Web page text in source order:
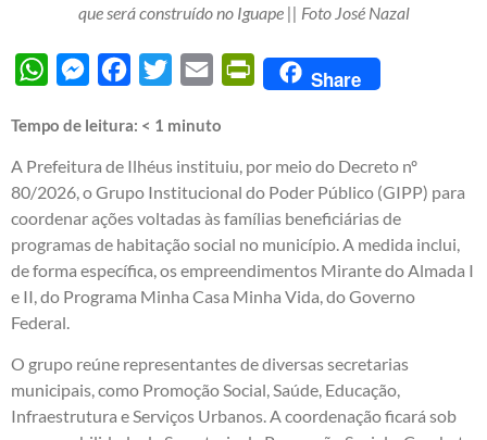
que será construído no Iguape || Foto José Nazal
WhatsAppMessengerFacebook
Twitter Email PrintFriendly
Share
Tempo de leitura: < 1 minuto
A Prefeitura de Ilhéus instituiu, por meio do Decreto nº
80/2026, o Grupo Institucional do Poder Público (GIPP) para
coordenar ações voltadas às famílias beneficiárias de
programas de habitação social no município. A medida inclui,
de forma específica, os empreendimentos Mirante do Almada I
e II, do Programa Minha Casa Minha Vida, do Governo
Federal.
O grupo reúne representantes de diversas secretarias
municipais, como Promoção Social, Saúde, Educação,
Infraestrutura e Serviços Urbanos. A coordenação ficará sob